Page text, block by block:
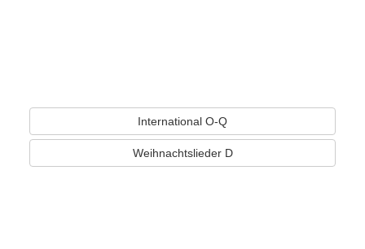
International O-Q
Weihnachtslieder D